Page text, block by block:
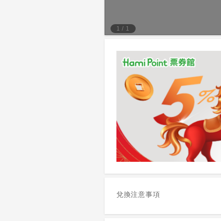
1 / 1
兌換注意事項